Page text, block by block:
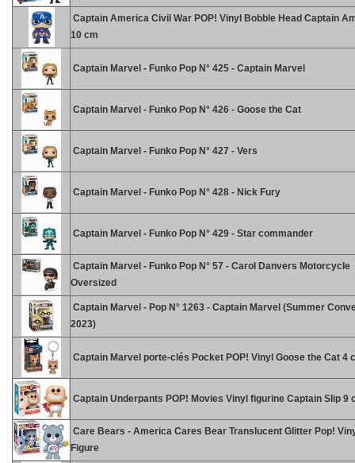
Captain America Civil War POP! Vinyl Bobble Head Captain
10 cm
Captain Marvel - Funko Pop N° 425 - Captain Marvel
Captain Marvel - Funko Pop N° 426 - Goose the Cat
Captain Marvel - Funko Pop N° 427 - Vers
Captain Marvel - Funko Pop N° 428 - Nick Fury
Captain Marvel - Funko Pop N° 429 - Star commander
Captain Marvel - Funko Pop N° 57 - Carol Danvers Motorcycle
Oversized
Captain Marvel - Pop N° 1263 - Captain Marvel (Summer
2023)
Captain Marvel porte-clés Pocket POP! Vinyl Goose the Cat 4
Captain Underpants POP! Movies Vinyl figurine Captain Slip 9
Care Bears - America Cares Bear Translucent Glitter Pop!
Figure